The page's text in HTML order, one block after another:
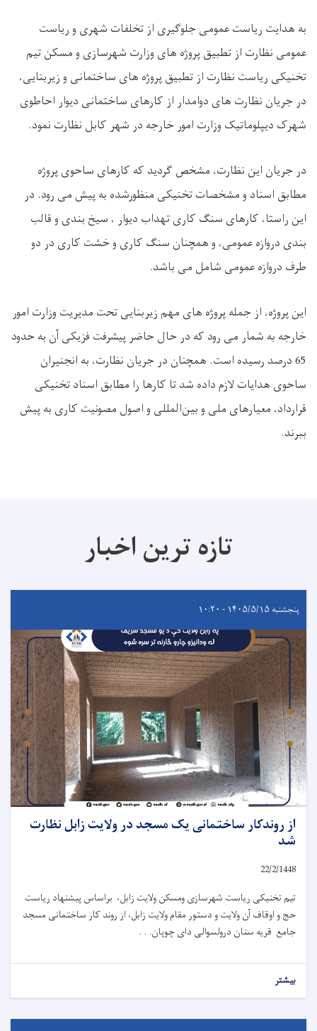
به هدایت ریاست عمومی جلوگیری از تخلفات شهری و ریاست
عمومی نظارت از تطبیق پروژه‌ های وزارت شهرسازی و مسکن تیم
تخنیکی ریاست نظارت از تطبیق پروژه ‌های ساختمانی و زیربنایی،
در جریان نظارت‌ های دوامدار از کارهای ساختمانی دیوار احاطوی
شهرک دیپلوماتیک وزارت امور خارجه در شهر کابل نظارت نمود.
در جریان این نظارت، مشخص گردید که کارهای ساحوی پروژه
مطابق اسناد و مشخصات تخنیکی منظورشده به پیش می ‌رود. در
این راستا، کارهای سنگ کاری تهداب دیوار ، سیخ ‌بندی و قالب‌
بندی دروازه عمومی، و همچنان سنگ ‌کاری و خشت ‌کاری در دو
طرف دروازه عمومی شامل می ‌باشد.
این پروژه، از جمله پروژه‌ های مهم زیربنایی تحت مدیریت وزارت امور
خارجه به‌ شمار می ‌رود که در حال حاضر پیشرفت فزیکی آن به حدود
65 درصد رسیده است. همچنان در جریان نظارت، به انجنیران
ساحوی هدایات لازم داده شد تا کارها را مطابق اسناد تخنیکی
قرارداد، معیارهای ملی و بین‌المللی و اصول مصونیت کاری به پیش
ببرند.
تازه ترین اخبار
پنجشنبه ۱۴۰۵/۵/۱۵ - ۱۰:۲۰
از روندکار ساختمانی یک مسجد در ولایت زابل نظارت
شد
22/2/1448
تیم تخنیکی ریاست شهرسازی ومسکن ولایت زابل، براساس پیشنهاد ریاست
حج و اوقاف آن ولایت و دستور مقام ولایت زابل، از روند کار ساختمانی مسجد
جامع قریه سنان درولسوالی دای چوپان. . .
بیشتر